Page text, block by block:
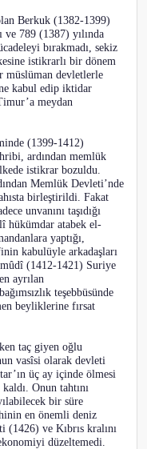
Berkuk (1382-1399)
ve 789 (1387) yılında
bırakmadı, sekiz
istikrarlı bir dönem
müslüman devletlerle
kabul edip iktidar
meydan
(1399-1412)
ardından memlük
istikrar bozuldu.
Memlük Devleti’nde
birleştirildi. Fakat
unvanını taşıdığı
hükümdar atabek el-
yaptığı,
kabulüyle arkadaşları
(1412-1421) Suriye
ayrılan
teşebbüsünde
beyliklerine fırsat
taç giyen oğlu
vasîsi olarak devleti
üç ay içinde ölmesi
Onun tahtını
bir süre
en önemli deniz
(1426) ve Kıbrıs kralını
düzeltemedi.